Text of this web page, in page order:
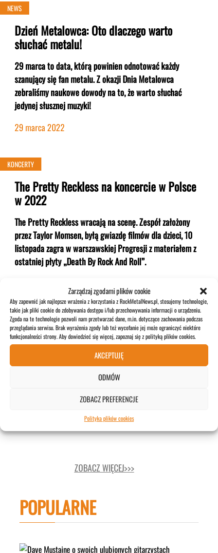
Zarządzaj zgodami plików cookie
Aby zapewnić jak najlepsze wrażenia z korzystania z RockMetalNews.pl, stosujemy technologie,
takie jak pliki cookie do zdobywania dostępu i/lub przechowywania informacji o urządzeniu.
Zgoda na te technologie pozwoli nam przetwarzać dane, m.in. dotyczące zachowania podczas
przeglądania serwisu. Brak wyrażenia zgody lub też wycofanie jej może ograniczyć niektóre
funkcjonalności strony. Aby dowiedzieć się więcej, zapoznaj się z polityką plików cookies.
AKCEPTUJĘ
ODMÓW
ZOBACZ PREFERENCJE
Polityka plików cookies
NEWS
Dzień Metalowca: Oto dlaczego warto
słuchać metalu!
29 marca to data, którą powinien odnotować każdy
szanujący się fan metalu. Z okazji Dnia Metalowca
zebraliśmy naukowe dowody na to, że warto słuchać
jedynej słusznej muzyki!
29 marca 2022
KONCERTY
The Pretty Reckless na koncercie w Polsce
w 2022
The Pretty Reckless wracają na scenę. Zespół założony
przez Taylor Momsen, byłą gwiazdę filmów dla dzieci, 10
listopada zagra w warszawskiej Progresji z materiałem z
ostatniej płyty „Death By Rock And Roll”.
NEWS
Nie żyje Taylor Hawkins, perkusista Foo
Nie możemy w to uwierzyć. Nie żyje Taylor Hawkins,
poinformował w swoich mediach społecznościowych.
ZOBACZ WIĘCEJ>>>
POPULARNE